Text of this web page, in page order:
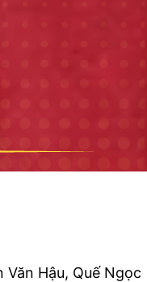
Hậu, Quế Ngọc